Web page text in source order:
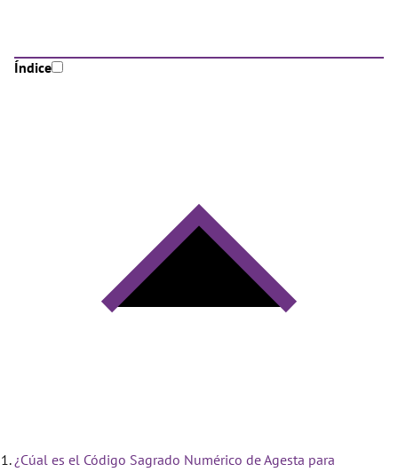
Índice
¿Cúal es el Código Sagrado Numérico de Agesta para